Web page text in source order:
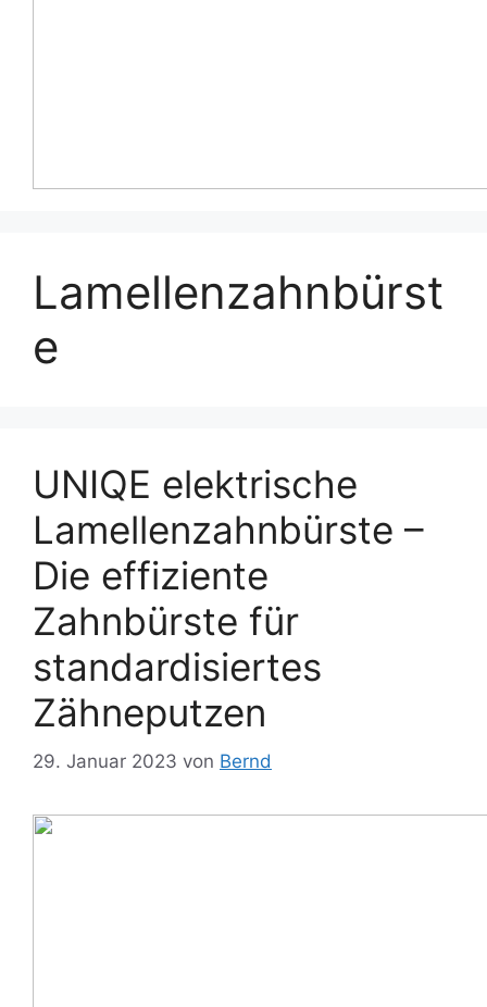
Lamellenzahnbürst
e
UNIQE elektrische
Lamellenzahnbürste –
Die effiziente
Zahnbürste für
standardisiertes
Zähneputzen
29. Januar 2023 von Bernd